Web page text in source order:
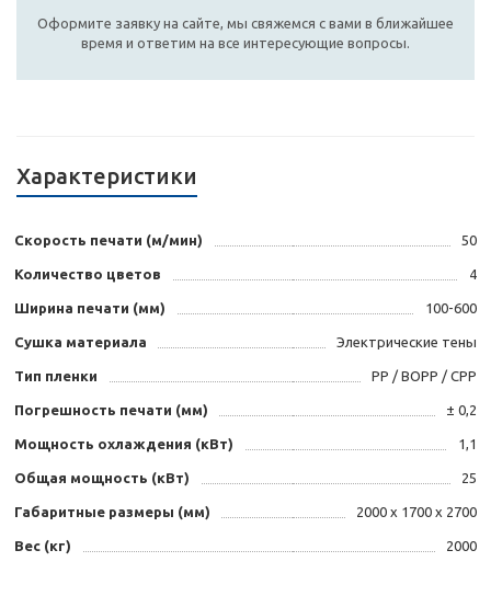
Оформите заявку на сайте, мы свяжемся с вами в ближайшее
время и ответим на все интересующие вопросы.
Характеристики
Скорость печати (м/мин) 50
Количество цветов 4
Ширина печати (мм) 100-600
Сушка материала Электрические тены
Тип пленки PP / BOPP / CPP
Погрешность печати (мм) ± 0,2
Мощность охлаждения (кВт) 1,1
Общая мощность (кВт) 25
Габаритные размеры (мм) 2000 х 1700 х 2700
Вес (кг) 2000